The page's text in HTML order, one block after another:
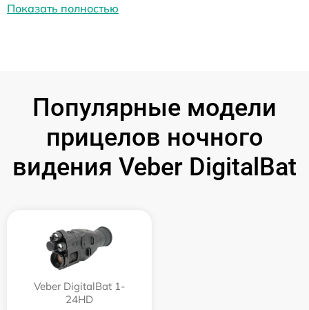
Показать полностью
Популярные модели
прицелов ночного
видения Veber DigitalBat
Veber DigitalBat 1-
24HD